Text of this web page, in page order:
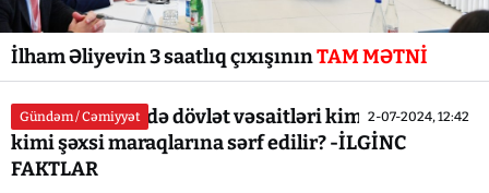
İlham Əliyevin 3 saatlıq çıxışınınTAM MƏTNİ
Gündəm / Cəmiyyət 2-07-2024, 12:42
"AZƏRENERJİ"də dövlət vəsaitləri kimlərin nə
kimi şəxsi maraqlarına sərf edilir? -İLGİNC
FAKTLAR